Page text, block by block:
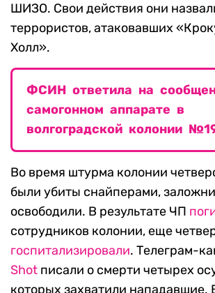
ШИЗО. Свои действия они
террористов, атаковавших
Холл».
ФСИН ответила на
самогонном аппарате в
волгоградской колонии
Во время штурма колонии
были убиты снайперами,
освободили. В результате ЧП
сотрудников колонии, еще
госпитализировали. Телеграм-
Shot писали о смерти четырех
которых захватили